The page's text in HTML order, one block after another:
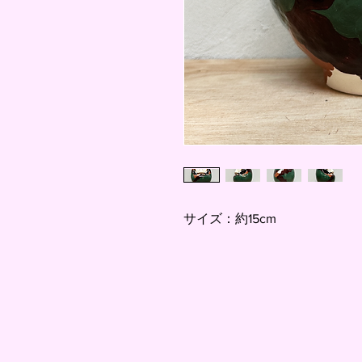
サイズ：約15cm